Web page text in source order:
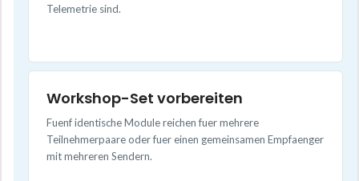
Telemetrie sind.
Workshop-Set vorbereiten
Fuenf identische Module reichen fuer mehrere
Teilnehmerpaare oder fuer einen gemeinsamen Empfaenger
mit mehreren Sendern.